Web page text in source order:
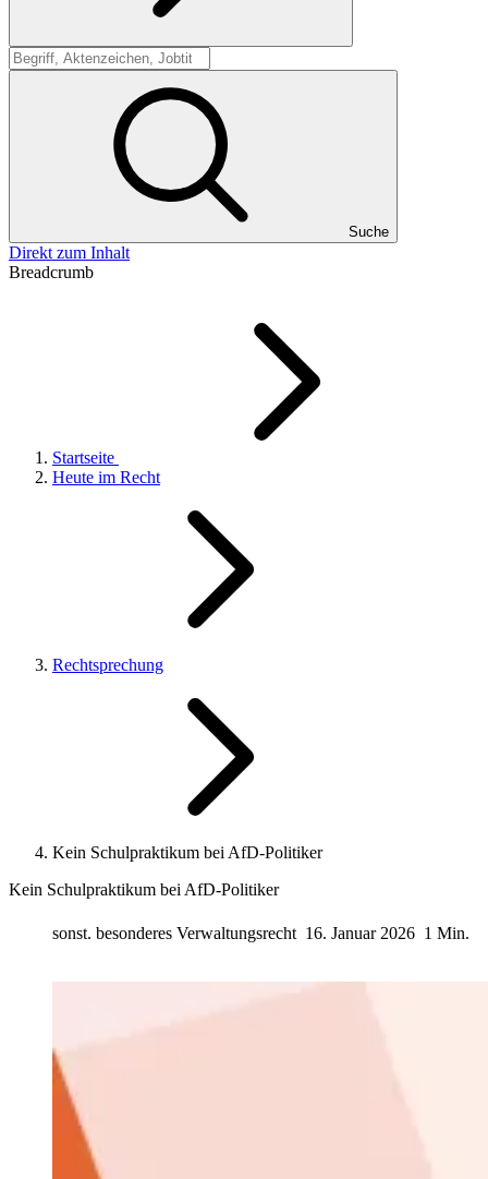
Suche
Suche
Direkt zum Inhalt
Breadcrumb
Startseite
Heute im Recht
Rechtsprechung
Kein Schulpraktikum bei AfD-Politiker
Kein Schulpraktikum bei AfD-Politiker
sonst. besonderes Verwaltungsrecht 16. Januar 2026 1 Min.